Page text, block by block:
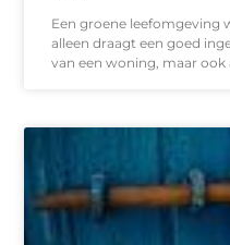
Een groene leefomgeving
alleen draagt een goed
van een woning, maar